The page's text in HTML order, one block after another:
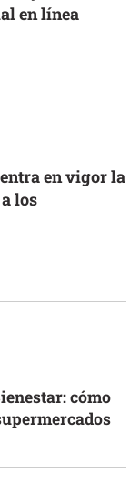
en línea
en vigor la
los
cómo